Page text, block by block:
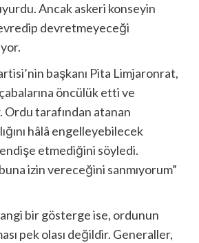
Ancak askeri konseyin
devretmeyeceği
başkanı Pita Limjaronrat,
öncülük etti ve
Ordu tarafından atanan
hâlâ engelleyebilecek
etmediğini söyledi.
izin vereceğini sanmıyorum”
bir gösterge ise, ordunun
pek olası değildir. Generaller,